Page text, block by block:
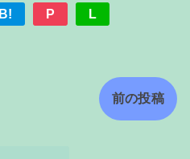
B! P L
前の投稿